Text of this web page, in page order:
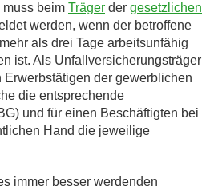
beim Träger der gesetzlichen
werden, wenn der betroffene
als drei Tage arbeitsunfähig
ist. Als Unfallversicherungsträger
Erwerbstätigen der gewerblichen
die entsprechende
und für einen Beschäftigten bei
Hand die jeweilige
immer besser werdenden